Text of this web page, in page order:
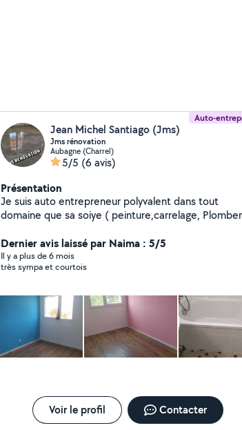
Auto-
Jean Michel Santiago (Jms)
Jms rénovation
Aubagne (Charrel)
5/5 (6 avis)
Présentation
Je suis auto entrepreneur polyvalent dans tout
domaine que sa soiye ( peinture,carrelage,
et bien d'autres choses je vous propose mes
vous été intéressé veuillez me contacter. Possibilité
vous faire vos devis
Dernier avis laissé par Naima : 5/5
Il y a plus de 6 mois
très sympa et courtois
Voir le profil Contacter